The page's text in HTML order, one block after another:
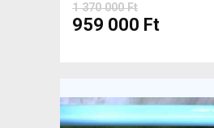
1 370 000 Ft
959 000 Ft